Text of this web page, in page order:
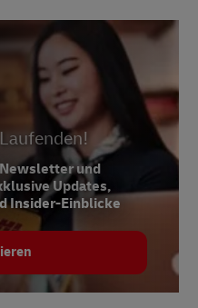
und
Updates,
Insider-Einblicke